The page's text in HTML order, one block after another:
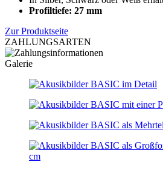
Profiltiefe: 27 mm
Zur Produktseite
ZAHLUNGSARTEN
Galerie